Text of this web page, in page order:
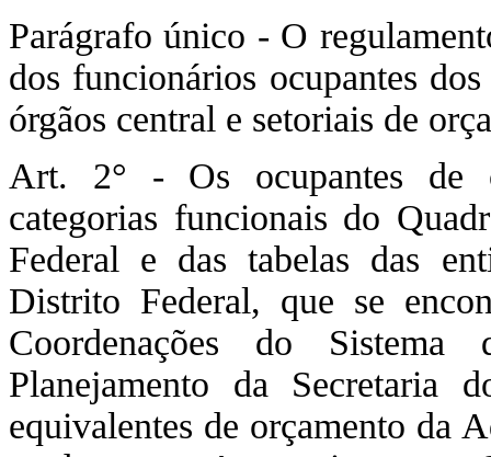
Parágrafo único - O
dos funcionários ocupantes
órgãos central e setoriais de
Art. 2° - Os ocupantes de
categorias funcionais do
Federal e das tabelas das
Distrito Federal, que se
Coordenações do
Planejamento da Secretaria
equivalentes de orçamento da